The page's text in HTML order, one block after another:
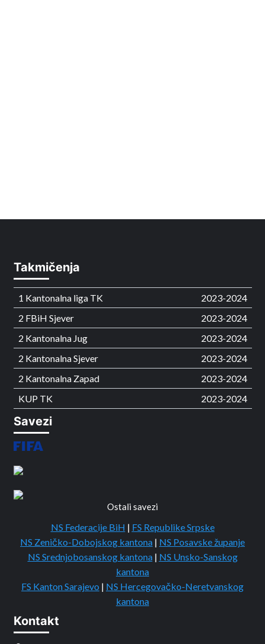
Takmičenja
1 Kantonalna liga TK
2023-2024
2 FBiH Sjever
2023-2024
2 Kantonalna Jug
2023-2024
2 Kantonalna Sjever
2023-2024
2 Kantonalna Zapad
2023-2024
KUP TK
2023-2024
Savezi
Ostali savezi
NS Federacije BiH | FS Republike Srpske
NS Zeničko-Dobojskog kantona | NS Posavske županje
NS Srednjobosanskog kantona | NS Unsko-Sanskog
kantona
FS Kanton Sarajevo | NS Hercegovačko-Neretvanskog
kantona
Kontakt